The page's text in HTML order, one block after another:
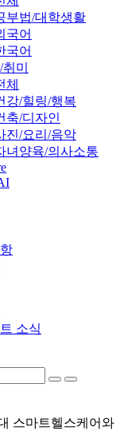
부법/대학생활
국어
국어
미
체
강/힐링/행복
축/디자인
진/요리/음악
녀양육/의사소통
소식
스마트헬스케어